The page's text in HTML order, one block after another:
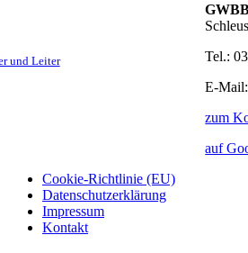
und Leiter
Tel.:
E-
zum
auf
Cookie-Richtlinie (EU)
Datenschutzerklärung
Impressum
Kontakt